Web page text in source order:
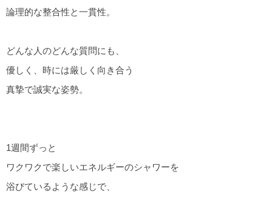
論理的な整合性と一貫性。
どんな人のどんな質問にも、
優しく、時には厳しく向き合う
真摯で誠実な姿勢。
1週間ずっと
ワクワクで楽しいエネルギーのシャワーを
浴びているような感じで、